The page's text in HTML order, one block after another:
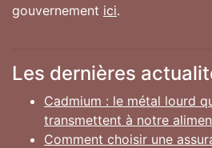
gouvernement ici.
Les dernières
Cadmium : le métal lourd
transmettent à notre
Comment choisir une